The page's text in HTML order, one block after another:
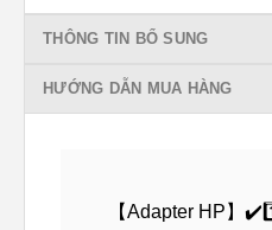
THÔNG TIN BỔ SUNG
HƯỚNG DẪN MUA HÀNG
【Adapter HP】